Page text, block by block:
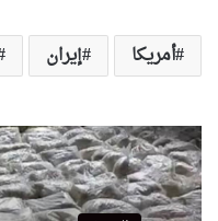
أمريكا إيران